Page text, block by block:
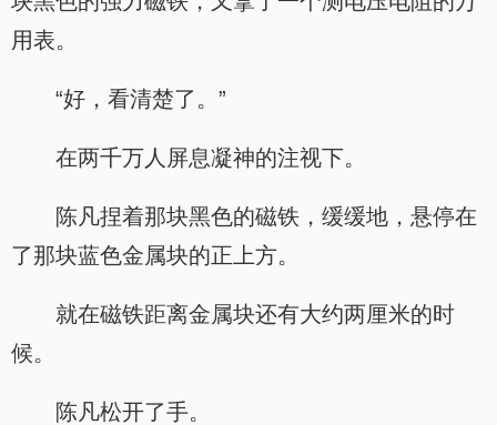
用表。
“好，看清楚了。”
在两千万人屏息凝神的注视下。
陈凡捏着那块黑色的磁铁，缓缓地，悬停在
了那块蓝色金属块的正上方。
就在磁铁距离金属块还有大约两厘米的时
候。
陈凡松开了手。